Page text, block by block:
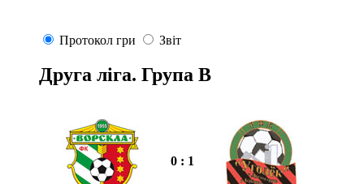
Протокол гри Звіт
Друга ліга. Група В
0 : 1